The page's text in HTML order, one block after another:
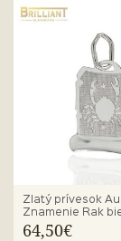
Zlatý prívesok
Znamenie Rak
64,50€